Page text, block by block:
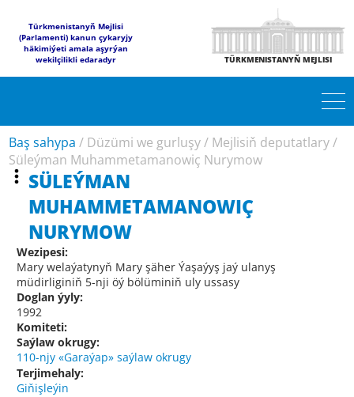
Türkmenistanyň Mejlisi
(Parlamenti) kanun çykaryjy
häkimiýeti amala aşyrýan
wekilçilikli edaradyr
TÜRKMENISTANYŇ MEJLISI
Baş sahypa / Düzümi we gurluşy/ Mejlisiň deputatlary/
Süleýman Muhammetamanowiç Nurymow
SÜLEÝMAN
MUHAMMETAMANOWIÇ
NURYMOW
Wezipesi:
Mary welaýatynyň Mary şäher Ýaşaýyş jaý ulanyş
müdirliginiň 5-nji öý bölüminiň uly ussasy
Doglan ýyly:
1992
Komiteti:
Saýlaw okrugy:
110-njy «Garaýap» saýlaw okrugy
Terjimehaly:
Giňişleýin